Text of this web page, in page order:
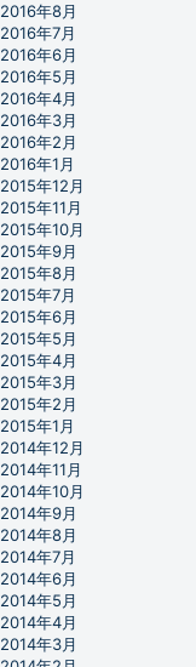
2016年8月
2016年7月
2016年6月
2016年5月
2016年4月
2016年3月
2016年2月
2016年1月
2015年12月
2015年11月
2015年10月
2015年9月
2015年8月
2015年7月
2015年6月
2015年5月
2015年4月
2015年3月
2015年2月
2015年1月
2014年12月
2014年11月
2014年10月
2014年9月
2014年8月
2014年7月
2014年6月
2014年5月
2014年4月
2014年3月